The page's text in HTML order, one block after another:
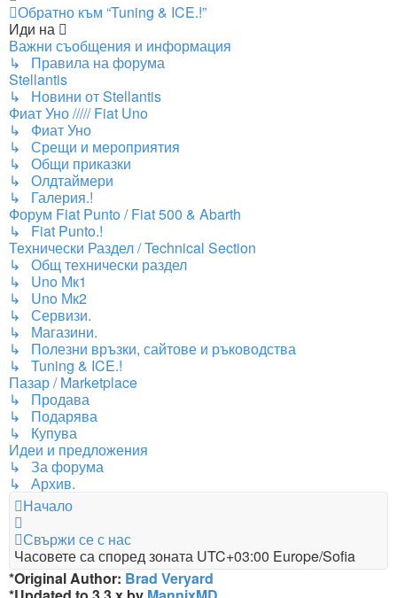
Обратно към “Tuning & ICE.!”
Иди на
Важни съобщения и информация
↳ Правила на форума
Stellantis
↳ Новини от Stellantis
Фиат Уно ///// Fiat Uno
↳ Фиат Уно
↳ Срещи и мероприятия
↳ Общи приказки
↳ Олдтаймери
↳ Галерия.!
Форум Fiat Punto / Fiat 500 & Abarth
↳ Fiat Punto.!
Технически Раздел / Technical Section
↳ Общ технически раздел
↳ Uno Мк1
↳ Uno Мк2
↳ Сервизи.
↳ Магазини.
↳ Полезни връзки, сайтове и ръководства
↳ Tuning & ICE.!
Пазар / Marketplace
↳ Продава
↳ Подарява
↳ Купува
Идеи и предложения
↳ За форума
↳ Архив.
Начало
Свържи се с нас
Часовете са според зоната UTC+03:00 Europe/Sofia
*Original Author: Brad Veryard